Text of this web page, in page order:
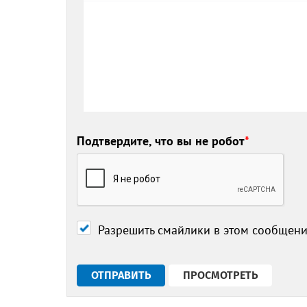
Подтвердите, что вы не робот*
Разрешить смайлики в этом